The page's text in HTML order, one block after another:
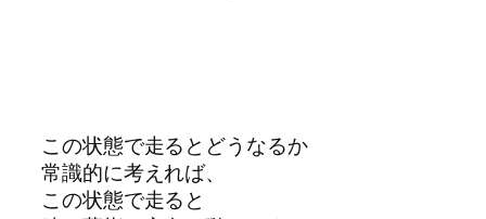
この状態で走るとどうなるか
常識的に考えれば、
この状態で走ると